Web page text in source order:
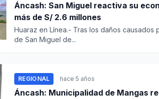
Áncash: San Miguel reactiva su
más de S/ 2.6 millones
Huaraz en Línea.- Tras los daños
de San Miguel de...
REGIONAL hace 5 años
Áncash: Municipalidad de Mangas